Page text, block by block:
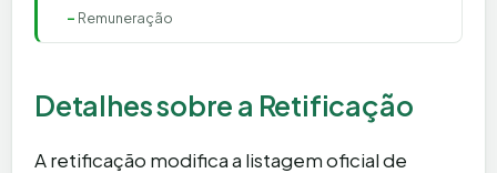
Remuneração
Detalhes sobre a Retificação
A retificação modifica a listagem oficial de